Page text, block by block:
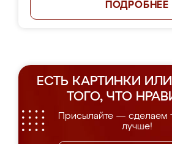
ПОДРОБНЕЕ
ЕСТЬ КАРТИНКИ
ТОГО, ЧТО
Присылайте — сделаем
лучше!